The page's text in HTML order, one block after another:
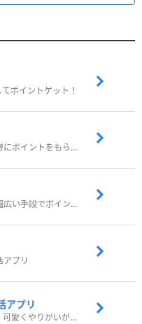
ポイントゲット！
歩いてポイ活！日常生活でお得にポイントをもらおう
歩いたりアンケート回答など幅広い手段でポイントをゲット
アプリ
アプリ
ペットを育ってポイ活しよう！可愛くやりがいがある新感覚アプリ